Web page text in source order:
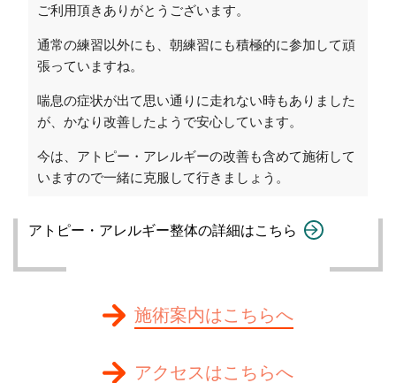
ご利用頂きありがとうございます。
通常の練習以外にも、朝練習にも積極的に参加して頑
張っていますね。
喘息の症状が出て思い通りに走れない時もありました
が、かなり改善したようで安心しています。
今は、アトピー・アレルギーの改善も含めて施術して
いますので一緒に克服して行きましょう。
アトピー・アレルギー整体の詳細はこちら
施術案内はこちらへ
アクセスはこちらへ